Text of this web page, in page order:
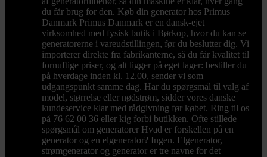
du får brug for den. Køb din generator hos Primus
Danmark Primus Danmark er en dansk-ejet
virksomhed med fysisk butik i Børkop, hvor du kan se
generatorerne i vareudstillingen, før du beslutter dig. Vi
importerer direkte fra fabrikanterne, så du får kvalitet til
fornuftige priser, og alt ligger på eget lager: bestiller du
på hverdage inden kl. 12.00, sender vi som
udgangspunkt samme dag. Har du spørgsmål til valg af
model, størrelse eller nødstrøm, sidder vores danske
kundeservice klar med rådgivning før købet. Ring til os
på 76 62 00 36 eller kig forbi butikken. Ofte stillede
spørgsmål om generatorer Hvad er forskellen på en
generator og en elgenerator? Ingen. Elgenerator,
strømgenerator og generator er tre navne for det